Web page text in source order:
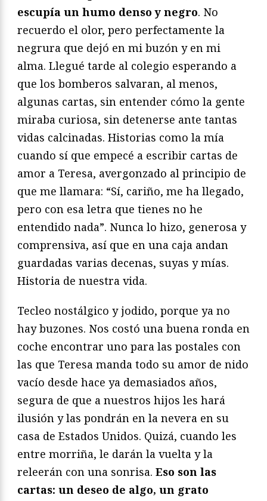
escupía un humo denso y negro. No
recuerdo el olor, pero perfectamente la
negrura que dejó en mi buzón y en mi
alma. Llegué tarde al colegio esperando a
que los bomberos salvaran, al menos,
algunas cartas, sin entender cómo la gente
miraba curiosa, sin detenerse ante tantas
vidas calcinadas. Historias como la mía
cuando sí que empecé a escribir cartas de
amor a Teresa, avergonzado al principio de
que me llamara: “Sí, cariño, me ha llegado,
pero con esa letra que tienes no he
entendido nada”. Nunca lo hizo, generosa y
comprensiva, así que en una caja andan
guardadas varias decenas, suyas y mías.
Historia de nuestra vida.
Tecleo nostálgico y jodido, porque ya no
hay buzones. Nos costó una buena ronda en
coche encontrar uno para las postales con
las que Teresa manda todo su amor de nido
vacío desde hace ya demasiados años,
segura de que a nuestros hijos les hará
ilusión y las pondrán en la nevera en su
casa de Estados Unidos. Quizá, cuando les
entre morriña, le darán la vuelta y la
releerán con una sonrisa. Eso son las
cartas: un deseo de algo, un grato